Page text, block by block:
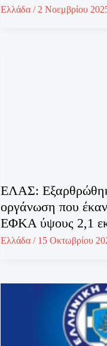
Ελλάδα / 2 Νοεμβρίου
ΕΛΑΣ:
οργάνωση που
ΕΦΚΑ ύψους 2,1
Ελλάδα / 15 Οκτωβρίου